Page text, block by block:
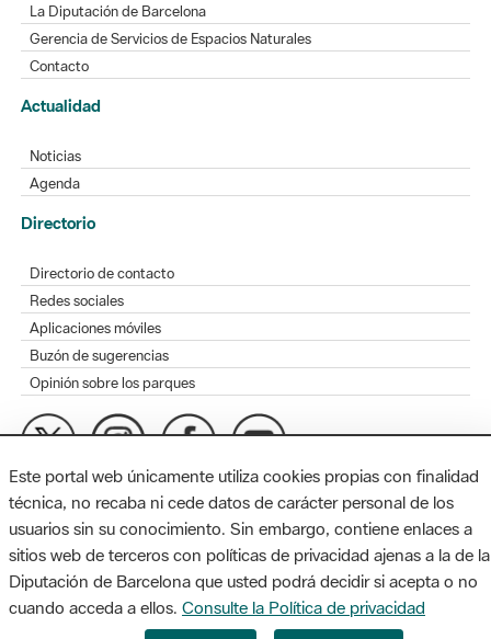
La Diputación de Barcelona
Gerencia de Servicios de Espacios Naturales
Contacto
Actualidad
Noticias
Agenda
Directorio
Directorio de contacto
Redes sociales
Aplicaciones móviles
Buzón de sugerencias
Opinión sobre los parques
MAPA WEB
Diputación de Barcelona. Edifici Llacuna, 1a planta. Badajoz, 49.
08005 Barcelona. Tel. 934 022 428 / xarxaparcs@diba.cat
Este portal web únicamente utiliza cookies propias con finalidad
técnica, no recaba ni cede datos de carácter personal de los
usuarios sin su conocimiento. Sin embargo, contiene enlaces a
sitios web de terceros con políticas de privacidad ajenas a la de la
Diputación de Barcelona que usted podrá decidir si acepta o no
cuando acceda a ellos. Consulte la Política de privacidad